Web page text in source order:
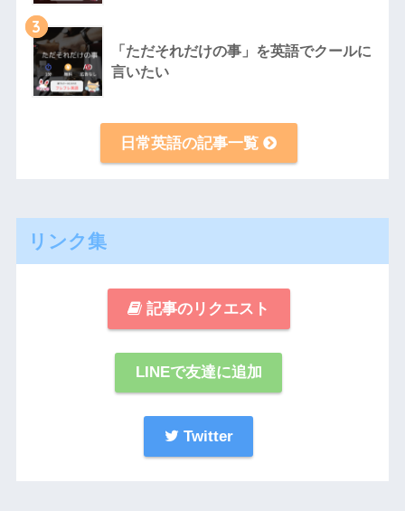
3
「ただそれだけの事」を英語でクールに
言いたい
日常英語の記事一覧
リンク集
記事のリクエスト
LINEで友達に追加
Twitter